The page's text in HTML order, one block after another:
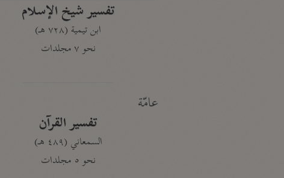
تفسير شيخ الإسلام
ابن تيمية (٧٢٨ هـ)
نحو ٧ مجلدات
عامّة
تفسير القرآن
السمعاني (٤٨٩ هـ)
نحو ٥ مجلدات